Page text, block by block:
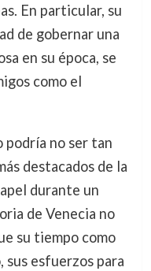
En particular, su
de gobernar una
en su época, se
como el
podría no ser tan
destacados de la
durante un
de Venecia no
su tiempo como
sus esfuerzos para